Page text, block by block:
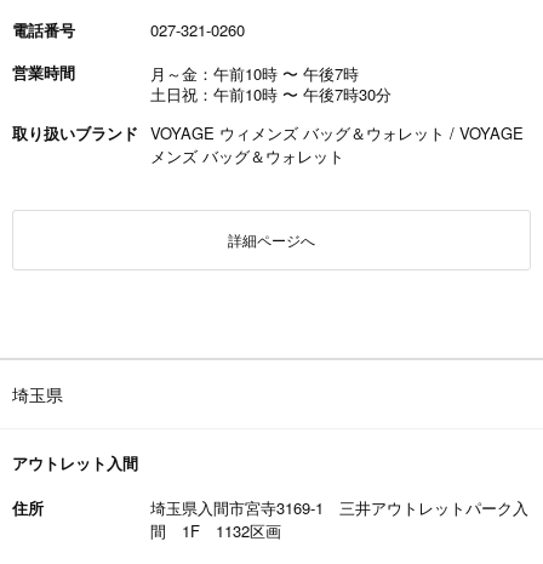
電話番号
027-321-0260
営業時間
月～金：午前10時 〜 午後7時
土日祝：午前10時 〜 午後7時30分
取り扱いブランド VOYAGE ウィメンズ バッグ＆ウォレット / VOYAGE
メンズ バッグ＆ウォレット
詳細ページへ
埼玉県
アウトレット入間
住所
埼玉県入間市宮寺3169-1 三井アウトレットパーク入
間 1F 1132区画